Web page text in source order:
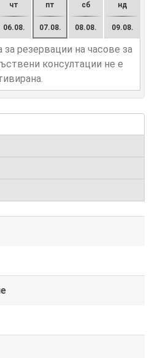
чт
06.08.
пт
07.08.
сб
08.08.
нд
09.08.
резервации на часове за
консултации не е